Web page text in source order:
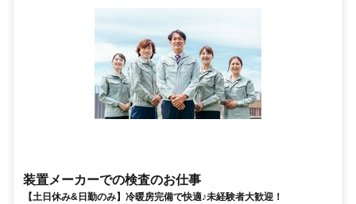
装置メーカーでの検査のお仕事
【土日休み&日勤のみ】冷暖房完備で快適♪未経験者大歓迎！